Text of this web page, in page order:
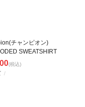
チャンピオン)
SWEATSHIRT
(税込)